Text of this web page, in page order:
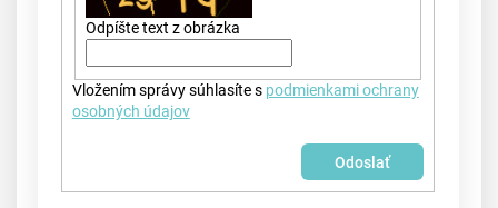
Odpíšte text z obrázka
Vložením správy súhlasíte s podmienkami ochrany
osobných údajov
Odoslať